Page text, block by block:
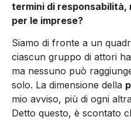
termini di responsabilità,
per le imprese?
Siamo di fronte a un
ciascun gruppo di attori
ma nessuno può
solo. La dimensione della
mio avviso, più di ogni
Detto questo, è scontato